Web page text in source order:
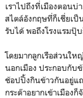
เราไปถึงที่เมืองตอน
สไตล์อังกฤษที่ก็เชี่ยเ
รับได้ พอถึงโรงแรมปุ๊
โดยมากลูกเรือส่วนให
นอกเมือง ประกอบกับ
ช้อปปิ้งกินข้าวกันอยู่แ
กระด๊าอยากเข้าเมือง